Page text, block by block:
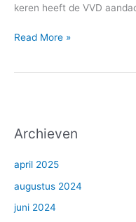
keren heeft de VVD
Read More »
Archieven
april 2025
augustus 2024
juni 2024